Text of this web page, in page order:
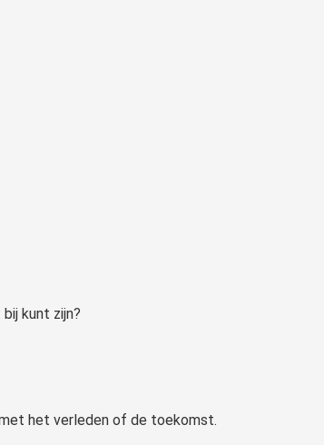
kunt zijn?
het verleden of de toekomst.